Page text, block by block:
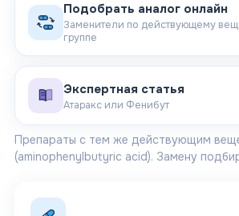
Подобрать аналог онлайн
Заменители по действующему
группе
Экспертная статья
Атаракс или Фенибут
Препараты с тем же действующим
(aminophenylbutyric acid). Замену